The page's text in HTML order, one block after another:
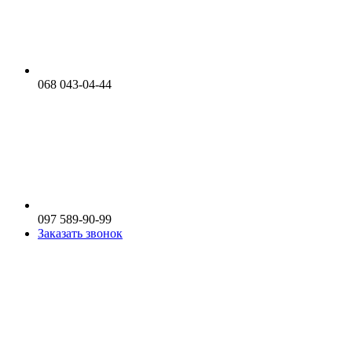
068 043-04-44
097 589-90-99
Заказать звонок